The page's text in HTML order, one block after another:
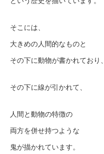
そこには、
大きめの人間的なものと
その下に動物が書かれており、
その下に線が引かれて、
人間と動物の特徴の
両方を併せ持つような
鬼が描かれています。